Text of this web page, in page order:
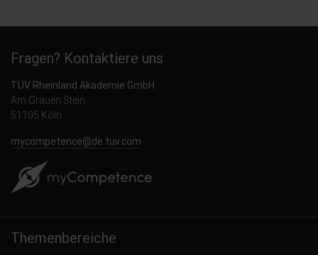
Fragen? Kontaktiere uns
TÜV Rheinland Akademie GmbH
Am Grauen Stein
51105 Köln
mycompetence@de.tuv.com
Themenbereiche